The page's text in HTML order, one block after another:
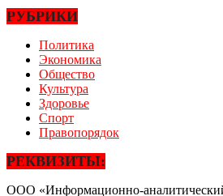
РУБРИКИ
Политика
Экономика
Общество
Культура
Здоровье
Спорт
Правопорядок
РЕКВИЗИТЫ:
ООО «Информационно-